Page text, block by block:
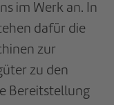
im Werk an. In
dafür die
zur
zu den
Bereitstellung